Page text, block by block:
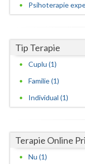
Teleorman
Tulcea
Valcea
Vrancea
Psihoterapie
Tip Terapie
Cuplu (1)
Familie (1)
Individual (1)
Terapie Online
Nu (1)